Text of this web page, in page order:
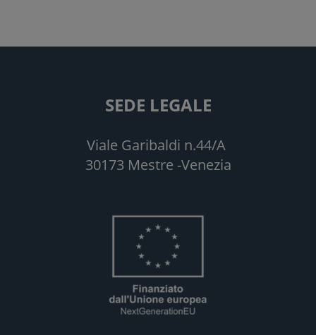
SEDE LEGALE
Viale Garibaldi n.44/A
30173 Mestre -Venezia